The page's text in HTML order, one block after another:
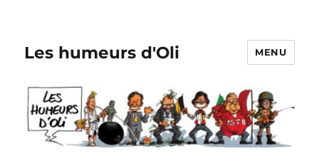
Les humeurs d'Oli MENU